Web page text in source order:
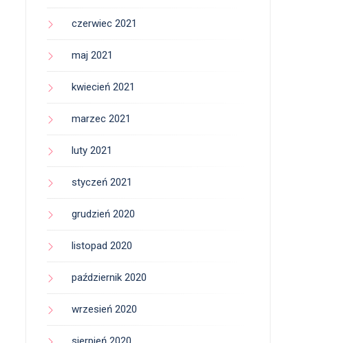
czerwiec 2021
maj 2021
kwiecień 2021
marzec 2021
luty 2021
styczeń 2021
grudzień 2020
listopad 2020
październik 2020
wrzesień 2020